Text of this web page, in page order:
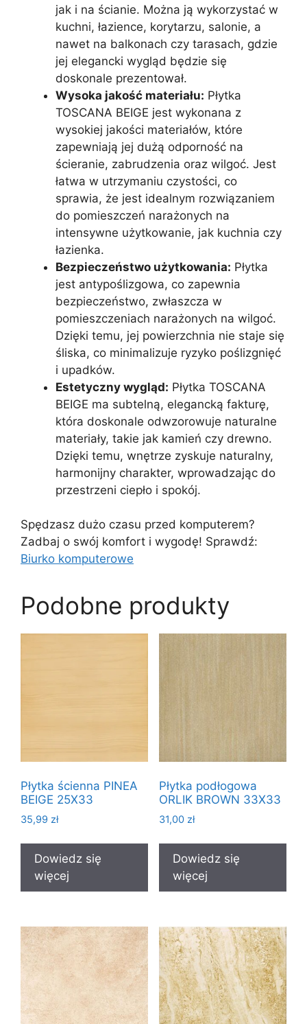
jak i na ścianie. Można ją wykorzystać w
kuchni, łazience, korytarzu, salonie, a
nawet na balkonach czy tarasach, gdzie
jej elegancki wygląd będzie się
doskonale prezentował.
Wysoka jakość materiału: Płytka
TOSCANA BEIGE jest wykonana z
wysokiej jakości materiałów, które
zapewniają jej dużą odporność na
ścieranie, zabrudzenia oraz wilgoć. Jest
łatwa w utrzymaniu czystości, co
sprawia, że jest idealnym rozwiązaniem
do pomieszczeń narażonych na
intensywne użytkowanie, jak kuchnia czy
łazienka.
Bezpieczeństwo użytkowania: Płytka
jest antypoślizgowa, co zapewnia
bezpieczeństwo, zwłaszcza w
pomieszczeniach narażonych na wilgoć.
Dzięki temu, jej powierzchnia nie staje się
śliska, co minimalizuje ryzyko poślizgnięć
i upadków.
Estetyczny wygląd: Płytka TOSCANA
BEIGE ma subtelną, elegancką fakturę,
która doskonale odwzorowuje naturalne
materiały, takie jak kamień czy drewno.
Dzięki temu, wnętrze zyskuje naturalny,
harmonijny charakter, wprowadzając do
przestrzeni ciepło i spokój.
Spędzasz dużo czasu przed komputerem?
Zadbaj o swój komfort i wygodę! Sprawdź:
Biurko komputerowe
Podobne produkty
Płytka ścienna PINEA
BEIGE 25X33
35,99 zł
Dowiedz się
więcej
Płytka podłogowa
ORLIK BROWN 33X33
31,00 zł
Dowiedz się
więcej